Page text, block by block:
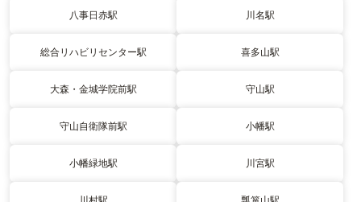
八事日赤駅 川名駅
総合リハビリセンター駅 喜多山駅
大森・金城学院前駅 守山駅
守山自衛隊前駅 小幡駅
小幡緑地駅 川宮駅